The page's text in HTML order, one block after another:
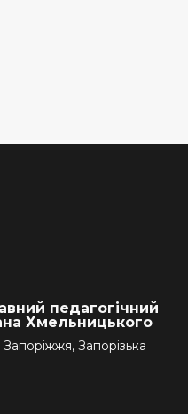
педагогічний
Хмельницького
Запорізька